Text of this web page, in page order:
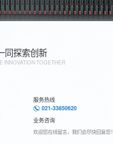
同探索创新
INNOVATION TOGETHER
服务热线
021-33850620
业务咨询
欢迎您在线留言，我们会尽快回复您！